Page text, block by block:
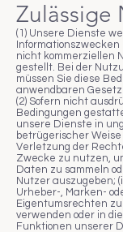
Zulässige
(1) Unsere Dienste
nicht kommerziellen
gestellt. Bei der
müssen Sie diese
anwendbaren
(2) Sofern nicht
Bedingungen
unsere Dienste in
betrügerischer
Verletzung der
Zwecke zu nutzen,
Daten zu sammeln
Nutzer auszugeben;
Urheber-, Marken-
Eigentumsrechten
verwenden oder in
Funktionen unserer